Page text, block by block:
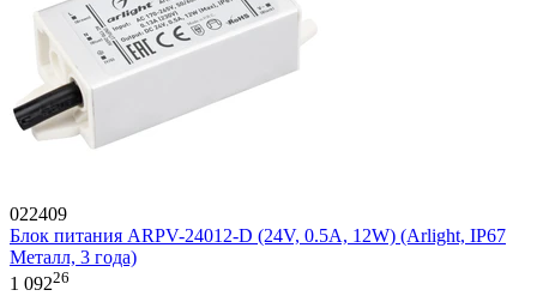
022409
Блок питания ARPV-24012-D (24V, 0.5A, 12W) (Arlight, IP67
Металл, 3 года)
1 09226